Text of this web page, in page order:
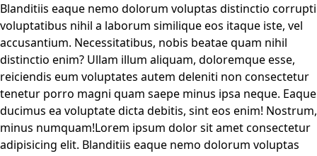
Blanditiis eaque nemo dolorum voluptas distinctio corrupti
voluptatibus nihil a laborum similique eos itaque iste, vel
accusantium. Necessitatibus, nobis beatae quam nihil
distinctio enim? Ullam illum aliquam, doloremque esse,
reiciendis eum voluptates autem deleniti non consectetur
tenetur porro magni quam saepe minus ipsa neque. Eaque
ducimus ea voluptate dicta debitis, sint eos enim! Nostrum,
minus numquam!Lorem ipsum dolor sit amet consectetur
adipisicing elit. Blanditiis eaque nemo dolorum voluptas